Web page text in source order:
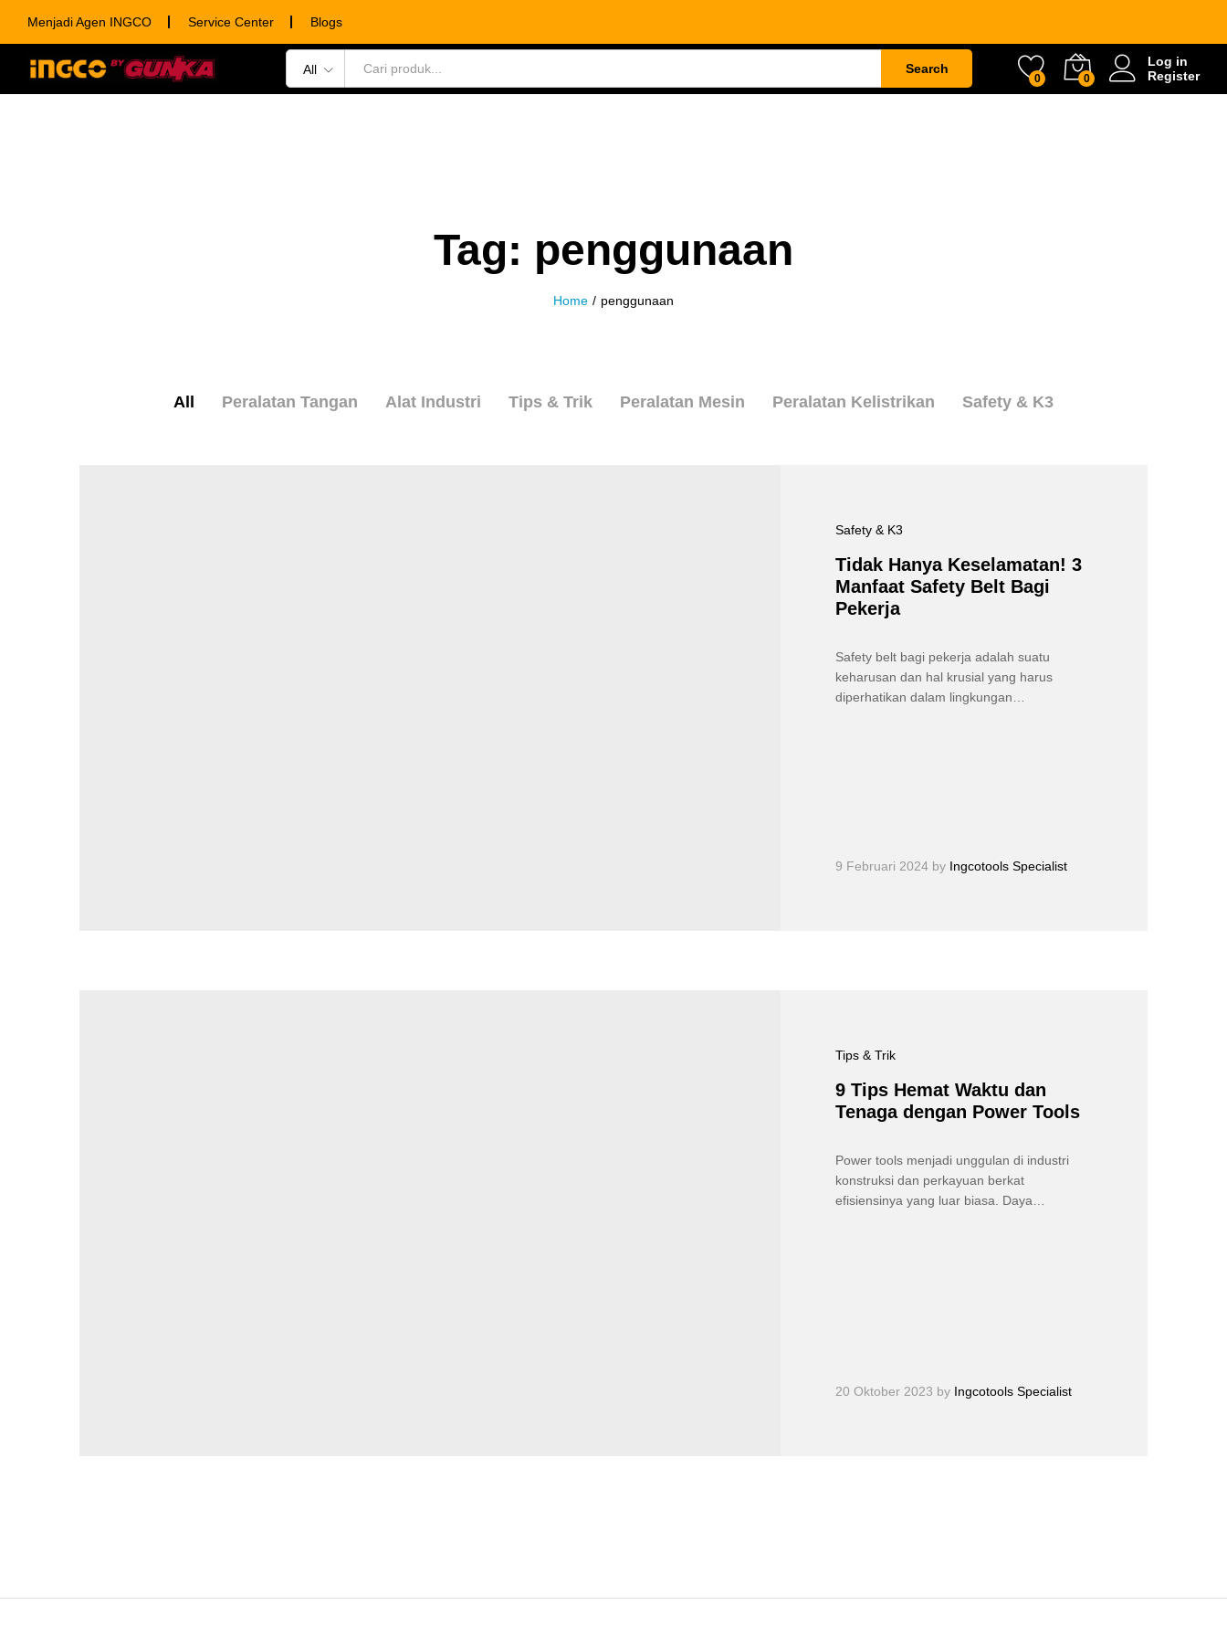
Menjadi Agen INGCO Service Center Blogs
All Search
0 0
Log in
Register
Tag: penggunaan
Home / penggunaan
All Peralatan Tangan Alat Industri Tips & Trik Peralatan Mesin Peralatan Kelistrikan Safety & K3
Safety & K3
Tidak Hanya Keselamatan! 3
Manfaat Safety Belt Bagi
Pekerja
Safety belt bagi pekerja adalah suatu
keharusan dan hal krusial yang harus
diperhatikan dalam lingkungan…
9 Februari 2024 by Ingcotools Specialist
Tips & Trik
9 Tips Hemat Waktu dan
Tenaga dengan Power Tools
Power tools menjadi unggulan di industri
konstruksi dan perkayuan berkat
efisiensinya yang luar biasa. Daya…
20 Oktober 2023 by Ingcotools Specialist